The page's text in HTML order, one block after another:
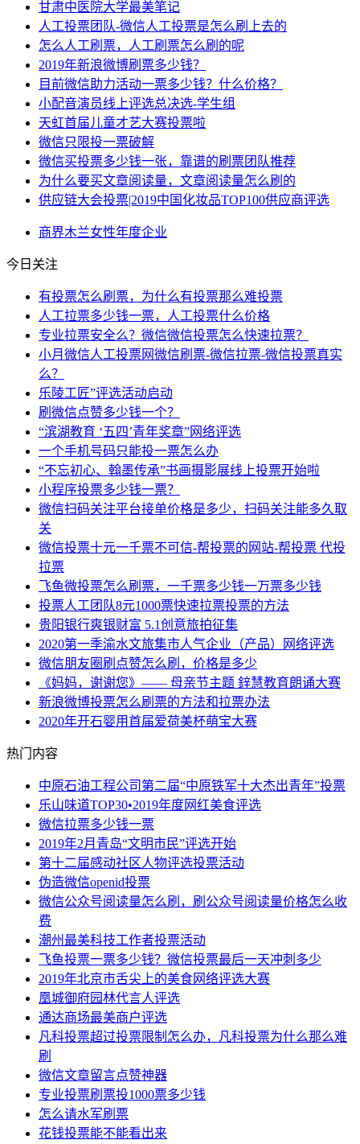
甘肃中医院大学最美笔记
人工投票团队-微信人工投票是怎么刷上去的
怎么人工刷票，人工刷票怎么刷的呢
2019年新浪微博刷票多少钱？
目前微信助力活动一票多少钱？什么价格？
小配音演员线上评选总决选-学生组
天虹首届儿童才艺大赛投票啦
微信只限投一票破解
微信买投票多少钱一张，靠谱的刷票团队推荐
为什么要买文章阅读量，文章阅读量怎么刷的
供应链大会投票|2019中国化妆品TOP100供应商评选
商界木兰女性年度企业
今日关注
有投票怎么刷票，为什么有投票那么难投票
人工拉票多少钱一票，人工投票什么价格
专业拉票安全么？微信微信投票怎么快速拉票？
小月微信人工投票网微信刷票-微信拉票-微信投票真实
么？
乐陵工匠”评选活动启动
刷微信点赞多少钱一个？
“滨湖教育 ‘五四’青年奖章”网络评选
一个手机号码只能投一票怎么办
“不忘初心、翰墨传承”书画摄影展线上投票开始啦
小程序投票多少钱一票？
微信扫码关注平台接单价格是多少，扫码关注能多久取
关
微信投票十元一千票不可信-帮投票的网站-帮投票 代投
拉票
飞鱼微投票怎么刷票，一千票多少钱一万票多少钱
投票人工团队8元1000票快速拉票投票的方法
贵阳银行爽银财富 5.1创意旅拍征集
2020第一季渝水文旅集市人气企业（产品）网络评选
微信朋友圈刷点赞怎么刷，价格是多少
《妈妈，谢谢您》—— 母亲节主题 鋅慧教育朗诵大赛
新浪微博投票怎么刷票的方法和拉票办法
2020年开石婴用首届爱荷美杯萌宝大赛
热门内容
中原石油工程公司第二届“中原铁军十大杰出青年”投票
乐山味道TOP30•2019年度网红美食评选
微信拉票多少钱一票
2019年2月青岛“文明市民”评选开始
第十二届感动社区人物评选投票活动
伪造微信openid投票
微信公众号阅读量怎么刷，刷公众号阅读量价格怎么收
费
潮州最美科技工作者投票活动
飞鱼投票一票多少钱？微信投票最后一天冲刺多少
2019年北京市舌尖上的美食网络评选大赛
凰城御府园林代言人评选
通达商场最美商户评选
凡科投票超过投票限制怎么办，凡科投票为什么那么难
刷
微信文章留言点赞神器
专业投票刷票投1000票多少钱
怎么请水军刷票
花钱投票能不能看出来